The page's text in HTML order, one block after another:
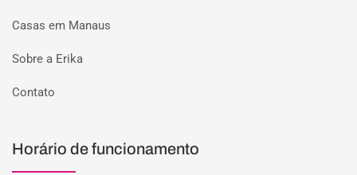
Casas em Manaus
Sobre a Erika
Contato
Horário de funcionamento